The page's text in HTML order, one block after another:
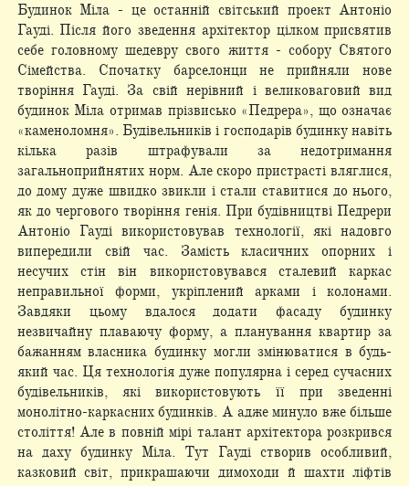
Будинок Міла - це останній світський проект Антоніо
Гауді. Після його зведення архітектор цілком присвятив
себе головному шедевру свого життя - собору Святого
Сімейства. Спочатку барселонци не прийняли нове
творіння Гауді. За свій нерівний і великоваговий вид
будинок Міла отримав прізвисько «Педрера», що означає
«каменоломня». Будівельників і господарів будинку навіть
кілька разів штрафували за недотримання
загальноприйнятих норм. Але скоро пристрасті вляглися,
до дому дуже швидко звикли і стали ставитися до нього,
як до чергового творіння генія. При будівництві Педрери
Антоніо Гауді використовував технології, які надовго
випередили свій час. Замість класичних опорних і
несучих стін він використовувався сталевий каркас
неправильної форми, укріплений арками і колонами.
Завдяки цьому вдалося додати фасаду будинку
незвичайну плаваючу форму, а планування квартир за
бажанням власника будинку могли змінюватися в будь-
який час. Ця технологія дуже популярна і серед сучасних
будівельників, які використовують її при зведенні
монолітно-каркасних будинків. А адже минуло вже більше
століття! Але в повній мірі талант архітектора розкрився
на даху будинку Міла. Тут Гауді створив особливий,
казковий світ, прикрашаючи димоходи й шахти ліфтів